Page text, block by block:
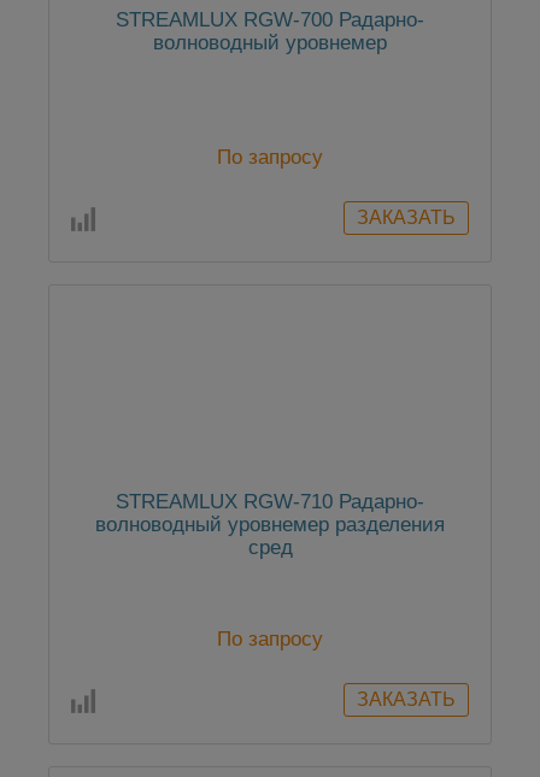
STREAMLUX RGW-700 Радарно-
волноводный уровнемер
По запросу
STREAMLUX RGW-710 Радарно-
волноводный уровнемер разделения
сред
По запросу